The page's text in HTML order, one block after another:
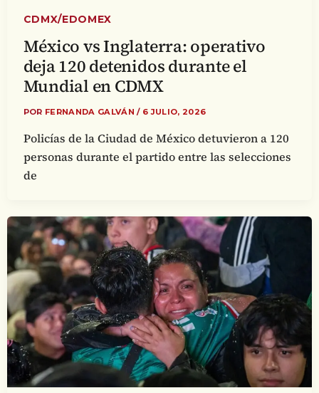
CDMX/EDOMEX
México vs Inglaterra: operativo
deja 120 detenidos durante el
Mundial en CDMX
POR FERNANDA GALVÁN/ 6 JULIO, 2026
Policías de la Ciudad de México detuvieron a 120
personas durante el partido entre las selecciones
de